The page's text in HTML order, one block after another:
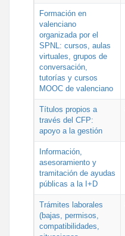
Formación en
valenciano
organizada por el
SPNL: cursos, aulas
virtuales, grupos de
conversación,
tutorías y cursos
MOOC de valenciano
Títulos propios a
través del CFP:
apoyo a la gestión
Información,
asesoramiento y
tramitación de ayudas
públicas a la I+D
Trámites laborales
(bajas, permisos,
compatibilidades,